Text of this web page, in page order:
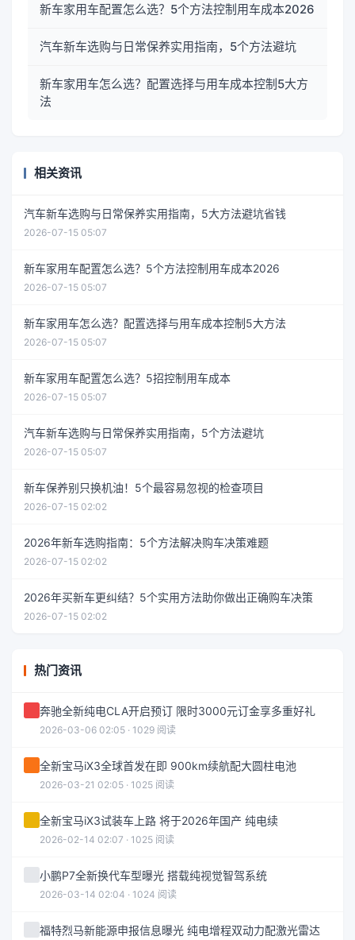
新车家用车配置怎么选？5个方法控制用车成本2026
汽车新车选购与日常保养实用指南，5个方法避坑
新车家用车怎么选？配置选择与用车成本控制5大方
法
相关资讯
汽车新车选购与日常保养实用指南，5大方法避坑省钱
2026-07-15 05:07
新车家用车配置怎么选？5个方法控制用车成本2026
2026-07-15 05:07
新车家用车怎么选？配置选择与用车成本控制5大方法
2026-07-15 05:07
新车家用车配置怎么选？5招控制用车成本
2026-07-15 05:07
汽车新车选购与日常保养实用指南，5个方法避坑
2026-07-15 05:07
新车保养别只换机油！5个最容易忽视的检查项目
2026-07-15 02:02
2026年新车选购指南：5个方法解决购车决策难题
2026-07-15 02:02
2026年买新车更纠结？5个实用方法助你做出正确购车决策
2026-07-15 02:02
热门资讯
奔驰全新纯电CLA开启预订 限时3000元订金享多重好礼
2026-03-06 02:05 · 1029 阅读
全新宝马iX3全球首发在即 900km续航配大圆柱电池
2026-03-21 02:05 · 1025 阅读
全新宝马iX3试装车上路 将于2026年国产 纯电续
2026-02-14 02:07 · 1025 阅读
小鹏P7全新换代车型曝光 搭载纯视觉智驾系统
2026-03-14 02:04 · 1024 阅读
福特烈马新能源申报信息曝光 纯电增程双动力配激光雷达